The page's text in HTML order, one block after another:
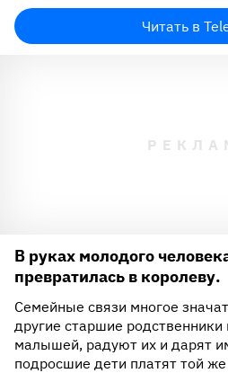
Читать в
В руках молодого
превратилась в королеву.
Семейные связи многое
другие старшие
малышей, радуют их и дарят
подросшие дети платят той